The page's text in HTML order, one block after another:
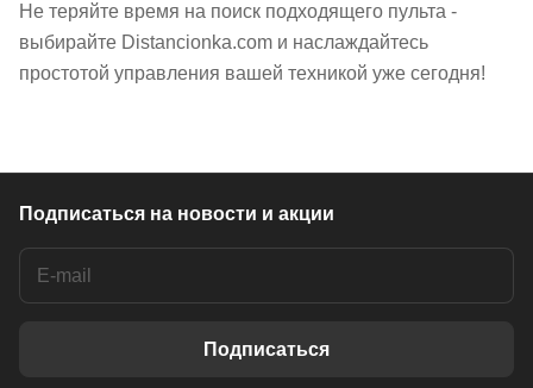
Не теряйте время на поиск подходящего пульта -
выбирайте Distancionka.com и наслаждайтесь
простотой управления вашей техникой уже сегодня!
Подписаться на новости и акции
Подписаться